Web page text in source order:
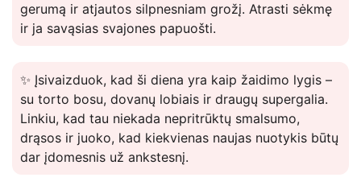
gerumą ir atjautos silpnesniam grožį. Atrasti sėkmę
ir ja savąsias svajones papuošti.
✨ Įsivaizduok, kad ši diena yra kaip žaidimo lygis –
su torto bosu, dovanų lobiais ir draugų supergalia.
Linkiu, kad tau niekada nepritrūktų smalsumo,
drąsos ir juoko, kad kiekvienas naujas nuotykis būtų
dar įdomesnis už ankstesnį.